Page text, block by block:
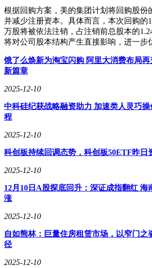
根据回购方案，美的集团计划将回购股份
并减少注册资本。具体而言，本次回购的
万股将被依法注销，占注销前总股本的
将对公司股本结构产生直接影响，进一步
饿了么焕新为淘宝闪购 阿里大消费布局
新篇章
2025-12-10
中科硅纪获战略融资助力 加速类人灵巧
程
2025-12-10
科创板持续回调态势，科创板50ETF昨日
2025-12-10
12月10日A股探底回升：深证成指翻红 海
涨
2025-12-10
自如熊林：巨量住房租赁市场，以窄门之
径
2025-12-10